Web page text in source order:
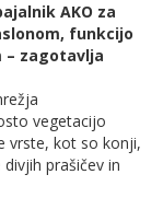
AKO za
funkcijo
– zagotavlja
vegetacijo
vrste, kot so konji,
prašičev in